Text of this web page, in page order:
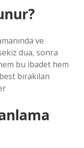
ve
dua, sonra
bu ibadet hem
bırakılan